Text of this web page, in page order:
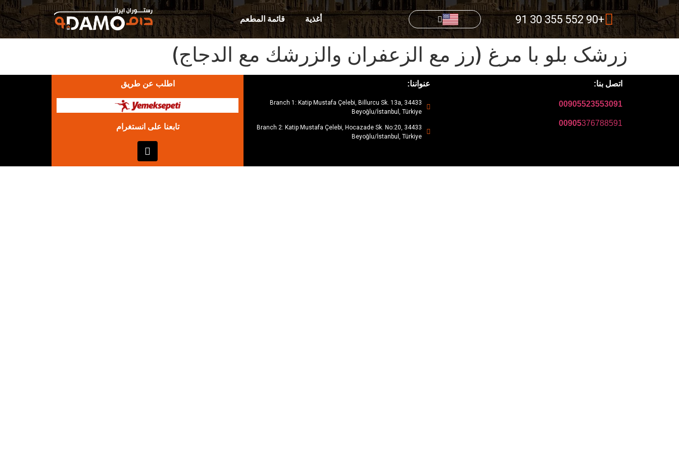
+90 552 355 30 91 أغذية قائمة المطعم
زرشک بلو با مرغ (رز مع الزعفران والزرشك مع الدجاج)
اتصل بنا:
00905523553091
00905376788591
عنواننا:
Branch 1: Katip Mustafa Çelebi, Billurcu Sk. 13a, 34433
Beyoğlu/İstanbul, Türkiye
Branch 2: Katip Mustafa Çelebi, Hocazade Sk. No:20, 34433
Beyoğlu/İstanbul, Türkiye
اطلب عن طريق
تابعنا على انستغرام